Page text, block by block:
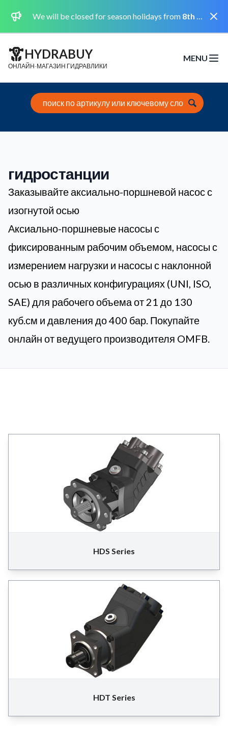
We will be closed for season holidays from 8th August 2026 to the 31st August 2026 included.
HYDRABUY
ОНЛАЙН-МАГАЗИН ГИДРАВЛИКИ
MENU
Open
Search this site
гидростанции
Заказывайте аксиально-поршневой насос с
изогнутой осью
Аксиально-поршневые насосы с
фиксированным рабочим объемом, насосы с
измерением нагрузки и насосы с наклонной
осью в различных конфигурациях (UNI, ISO,
SAE) для рабочего объема от 21 до 130
куб.см и давления до 400 бар. Покупайте
онлайн от ведущего производителя OMFB.
HDS Series
HDT Series